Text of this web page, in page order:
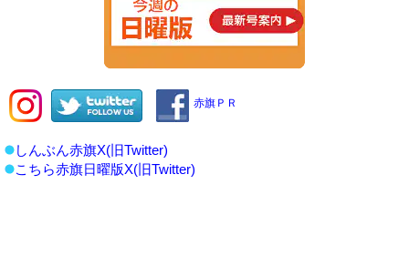
赤旗ＰＲ
しんぶん赤旗X(旧Twitter)
こちら赤旗日曜版X(旧Twitter)